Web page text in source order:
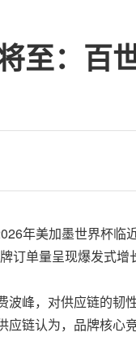
至：百
年美加墨世界杯临
订单量呈现爆发式增
波峰，对供应链的韧
应链认为，品牌核心